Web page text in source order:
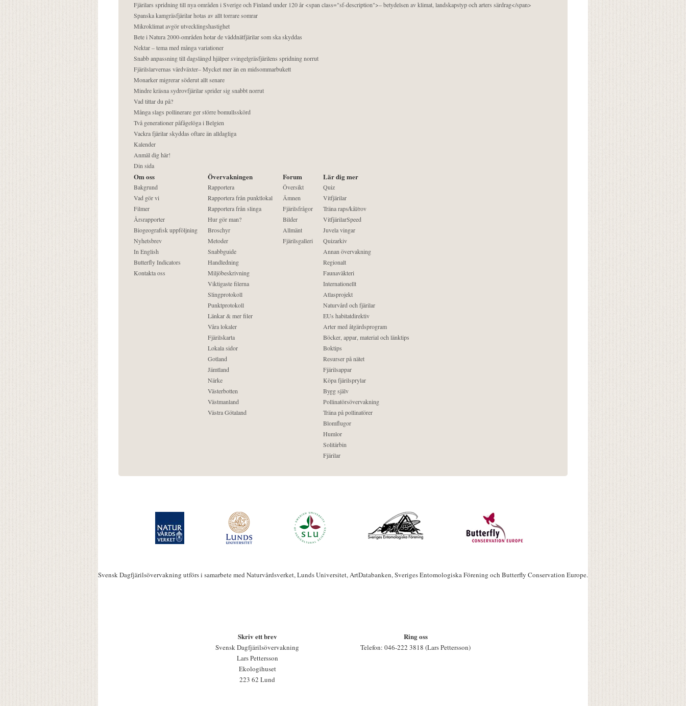
Fjärilars spridning till nya områden i Sverige och Finland under 120 år <span class="sf-description">– betydelsen av klimat, landskapstyp och arters särdrag</span>
Spanska kamgräsfjärilar hotas av allt torrare somrar
Mikroklimat avgör utvecklingshastighet
Bete i Natura 2000-områden hotar de väddnätfjärilar som ska skyddas
Nektar – tema med många variationer
Snabb anpassning till dagslängd hjälper svingelgräsfjärilens spridning norrut
Fjärilslarvernas värdväxter– Mycket mer än en midsommarbukett
Monarker migrerar söderut allt senare
Mindre kräsna sydrovfjärilar sprider sig snabbt norrut
Vad tittar du på?
Många slags pollinerare ger större bomullsskörd
Två generationer påfågelöga i Belgien
Vackra fjärilar skyddas oftare än alldagliga
Kalender
Anmäl dig här!
Din sida
Om oss
Bakgrund
Vad gör vi
Filmer
Årsrapporter
Biogeografisk uppföljning
Nyhetsbrev
In English
Butterfly Indicators
Kontakta oss
Övervakningen
Rapportera
Rapportera från punktlokal
Rapportera från slinga
Hur gör man?
Broschyr
Metoder
Snabbguide
Handledning
Miljöbeskrivning
Viktigaste filerna
Slingprotokoll
Punktprotokoll
Länkar & mer filer
Våra lokaler
Fjärilskarta
Lokala sidor
Gotland
Jämtland
Närke
Västerbotten
Västmanland
Västra Götaland
Forum
Översikt
Ämnen
Fjärilsfrågor
Bilder
Allmänt
Fjärilsgalleri
Lär dig mer
Quiz
Vitfjärilar
Träna raps/kål/rov
VitfjärilarSpeed
Juvela vingar
Quizarkiv
Annan övervakning
Regionalt
Faunaväkteri
Internationellt
Atlasprojekt
Naturvård och fjärilar
EUs habitatdirektiv
Arter med åtgärdsprogram
Böcker, appar, material och länktips
Boktips
Resurser på nätet
Fjärilsappar
Köpa fjärilsprylar
Bygg själv
Pollinatörsövervakning
Träna på pollinatörer
Blomflugor
Humlor
Solitärbin
Fjärilar
Svensk Dagfjärilsövervakning utförs i samarbete med Naturvårdsverket, Lunds Universitet, ArtDatabanken, Sveriges Entomologiska Förening och Butterfly Conservation Europe.
Skriv ett brev
Svensk Dagfjärilsövervakning
Lars Pettersson
Ekologihuset
223 62 Lund
Ring oss
Telefon: 046-222 3818 (Lars Pettersson)